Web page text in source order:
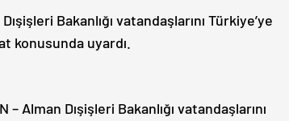
Bakanlığı vatandaşlarını Türkiye’ye
konusunda uyardı.
– Alman Dışişleri Bakanlığı vatandaşlarını